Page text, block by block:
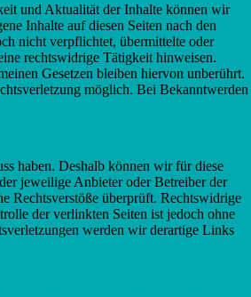
und Aktualität der Inhalte können wir
Inhalte auf diesen Seiten nach den
nicht verpflichtet, übermittelte oder
rechtswidrige Tätigkeit hinweisen.
Gesetzen bleiben hiervon unberührt.
möglich. Bei Bekanntwerden
haben. Deshalb können wir für diese
jeweilige Anbieter oder Betreiber der
Rechtsverstöße überprüft. Rechtswidrige
der verlinkten Seiten ist jedoch ohne
werden wir derartige Links